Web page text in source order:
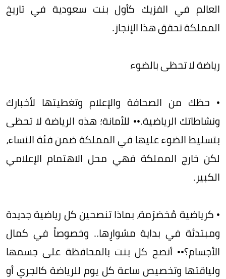
العالم في الفزيك كأول بنت سعودية في تاريخ
المملكة تحقق هذا الإنجاز.
رياضة لا تحظى بالضوء
• حظك من الصحافة والإعلام وتغطيتها لأخبارك
ونشاطاتك الرياضية.•• للأمانة؛ هذه الرياضة لا تحظى
بتسليط الضوء عليها في المملكة ضمن فئة النساء،
لكن خارج المملكة فهي محل الاهتمام الإعلامي
الكبير.
• كرياضية مُخضرَمة، بماذا تنصحين كل رياضية جديدة
ومبتدئة في بداية مشوارِها.. وخصوصاً في كمال
الأجسام؟•• أنصح كل بنت بالمحافظة على جسمها
ولياقتها وتخصيص ساعة كل يوم للرياضة كالجري أو